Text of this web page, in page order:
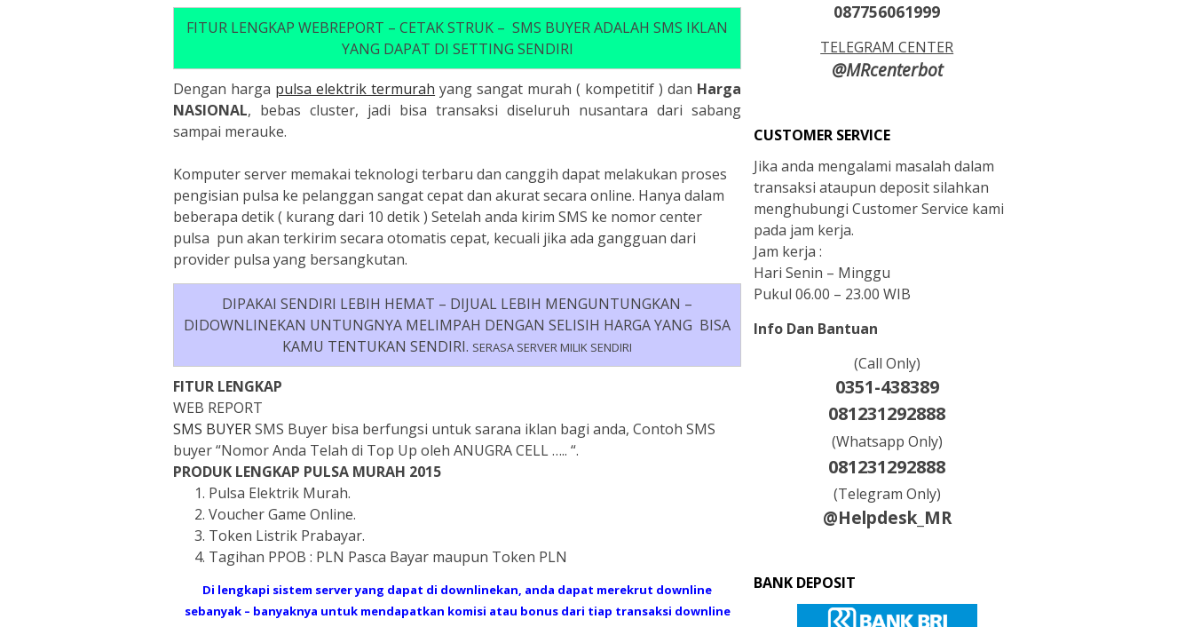
FITUR LENGKAP WEBREPORT – CETAK STRUK – SMS BUYER ADALAH SMS IKLAN
YANG DAPAT DI SETTING SENDIRI
Dengan harga pulsa elektrik termurah yang sangat murah ( kompetitif ) dan Harga
NASIONAL, bebas cluster, jadi bisa transaksi diseluruh nusantara dari sabang
sampai merauke.
Komputer server memakai teknologi terbaru dan canggih dapat melakukan proses
pengisian pulsa ke pelanggan sangat cepat dan akurat secara online. Hanya dalam
beberapa detik ( kurang dari 10 detik ) Setelah anda kirim SMS ke nomor center
pulsa pun akan terkirim secara otomatis cepat, kecuali jika ada gangguan dari
provider pulsa yang bersangkutan.
DIPAKAI SENDIRI LEBIH HEMAT – DIJUAL LEBIH MENGUNTUNGKAN –
DIDOWNLINEKAN UNTUNGNYA MELIMPAH DENGAN SELISIH HARGA YANG BISA
KAMU TENTUKAN SENDIRI. SERASA SERVER MILIK SENDIRI
FITUR LENGKAP
WEB REPORT
SMS BUYERSMS Buyer bisa berfungsi untuk sarana iklan bagi anda, Contoh SMS
buyer “Nomor Anda Telah di Top Up oleh ANUGRA CELL ….. “.
PRODUK LENGKAP PULSA MURAH 2015
Pulsa Elektrik Murah.
Voucher Game Online.
Token Listrik Prabayar.
Tagihan PPOB : PLN Pasca Bayar maupun Token PLN
Di lengkapi sistem server yang dapat di downlinekan, anda dapat merekrut downline
sebanyak – banyaknya untuk mendapatkan komisi atau bonus dari tiap transaksi downline
087756061999
TELEGRAM CENTER
@MRcenterbot
CUSTOMER SERVICE
Jika anda mengalami masalah dalam
transaksi ataupun deposit silahkan
menghubungi Customer Service kami
pada jam kerja.
Jam kerja :
Hari Senin – Minggu
Pukul 06.00 – 23.00 WIB
Info Dan Bantuan
(Call Only)
0351-438389
081231292888
(Whatsapp Only)
081231292888
(Telegram Only)
@Helpdesk_MR
BANK DEPOSIT